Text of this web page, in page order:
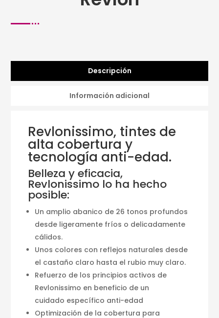
Descripción
Información adicional
Revlonissimo, tintes de
alta cobertura y
tecnología anti-edad.
Belleza y eficacia,
Revlonissimo lo ha hecho
posible:
Un amplio abanico de 26 tonos profundos
desde ligeramente fríos o delicadamente
cálidos.
Unos colores con reflejos naturales desde
el castaño claro hasta el rubio muy claro.
Refuerzo de los principios activos de
Revlonissimo en beneficio de un
cuidado específico anti-edad
Optimización de la cobertura para